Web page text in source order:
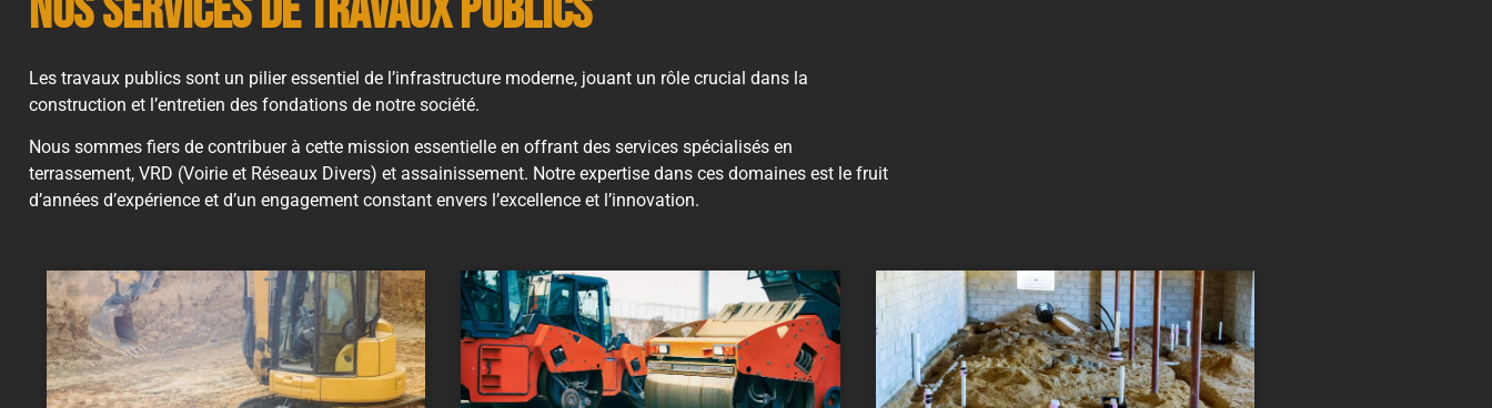
Les travaux publics sont un pilier essentiel de l’infrastructure moderne, jouant un rôle crucial dans la
construction et l’entretien des fondations de notre société.
Nous sommes fiers de contribuer à cette mission essentielle en offrant des services spécialisés en
terrassement, VRD (Voirie et Réseaux Divers) et assainissement. Notre expertise dans ces domaines est le fruit
d’années d’expérience et d’un engagement constant envers l’excellence et l’innovation.